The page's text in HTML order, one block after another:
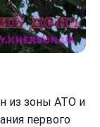
из зоны АТО и
первого